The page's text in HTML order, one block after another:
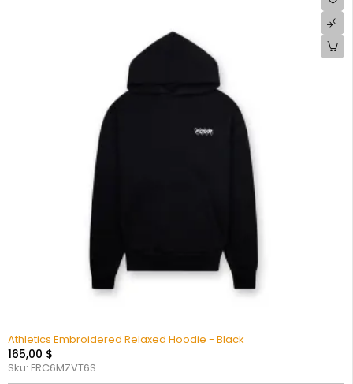
Athletics Embroidered Relaxed Hoodie - Black
165,00 $
Sku: FRC6MZVT6S